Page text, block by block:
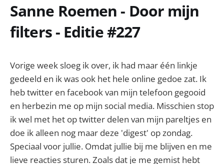
Sanne Roemen - Door mijn
filters - Editie #227
Vorige week sloeg ik over, ik had maar één linkje
gedeeld en ik was ook het hele online gedoe zat. Ik
heb twitter en facebook van mijn telefoon gegooid
en herbezin me op mijn social media. Misschien stop
ik wel met het op twitter delen van mijn pareltjes en
doe ik alleen nog maar deze 'digest' op zondag.
Speciaal voor jullie. Omdat jullie bij me blijven en me
lieve reacties sturen. Zoals dat je me gemist hebt